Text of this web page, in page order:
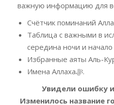
важную информацию для
Таблица с важными в
середина ночи и
Избранные аяты Аль-
Имена Аллахаﷻ.
Увидели ошибку
Изменилось название